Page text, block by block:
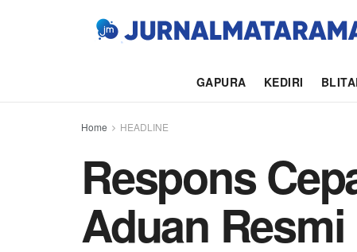
GAPURA KEDIRI
Home HEADLINE
Respons
Aduan